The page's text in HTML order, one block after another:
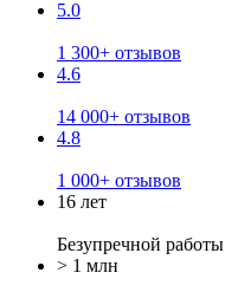
5.0
1 300+ отзывов
4.6
14 000+ отзывов
4.8
1 000+ отзывов
16 лет
Безупречной работы
> 1 млн